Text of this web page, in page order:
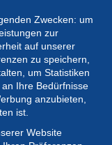
Zwecken: um
zur
auf unserer
zu speichern,
um Statistiken
Ihre Bedürfnisse
anzubieten,
ist.
Website